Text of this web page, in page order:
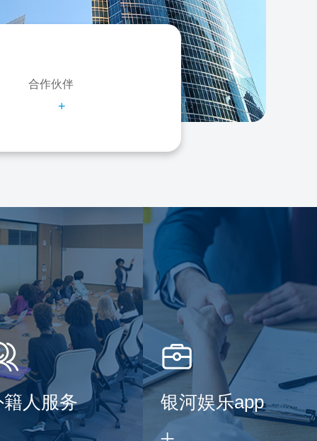
合作伙伴
+
籍人服务 银河娱乐app